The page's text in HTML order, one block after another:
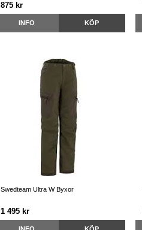
875 kr
INFO KÖP
Swedteam Ultra W Byxor
1 495 kr